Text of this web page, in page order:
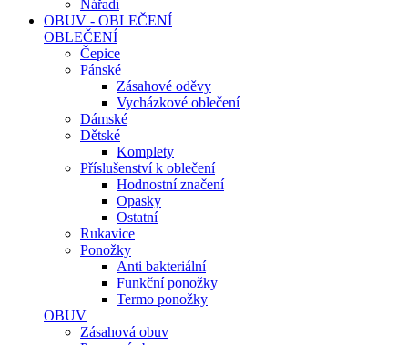
Nářadí
OBUV - OBLEČENÍ
OBLEČENÍ
Čepice
Pánské
Zásahové oděvy
Vycházkové oblečení
Dámské
Dětské
Komplety
Příslušenství k oblečení
Hodnostní značení
Opasky
Ostatní
Rukavice
Ponožky
Anti bakteriální
Funkční ponožky
Termo ponožky
OBUV
Zásahová obuv